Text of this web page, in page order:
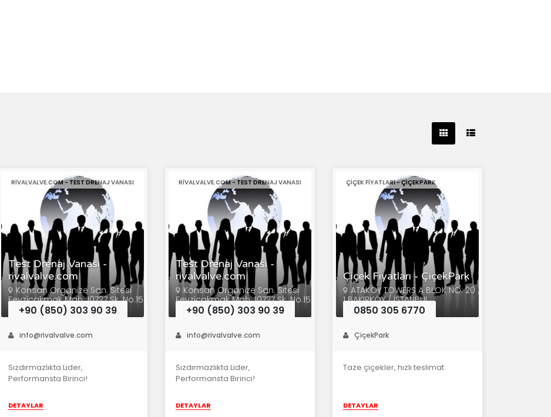
Test Drenaj Vanası -
rivalvalve.com
RIVALVALVE.COM - TEST DRENAJ VANASI
Konsan Organize San. Sitesi
Fevziçakmak Mah. 10727 Sk. No.15
Karatay/KONYA
+90 (850) 303 90 39
info@rivalvalve.com
Sızdırmazlıkta Lider,
Performansta Birinci!
DETAYLAR
Test Drenaj Vanası -
rivalvalve.com
RIVALVALVE.COM - TEST DRENAJ VANASI
Konsan Organize San. Sitesi
Fevziçakmak Mah. 10727 Sk. No.15
Karatay/KONYA
+90 (850) 303 90 39
info@rivalvalve.com
Sızdırmazlıkta Lider,
Performansta Birinci!
DETAYLAR
Çiçek Fiyatları - ÇiçekPark
ÇIÇEK FIYATLARI - ÇIÇEKPARK
ATAKÖY TOWERS A BLOK NO: 20 /
1 BAKIRKÖY / İSTANBUL
0850 305 6770
ÇiçekPark
Taze çiçekler, hızlı teslimat.
DETAYLAR